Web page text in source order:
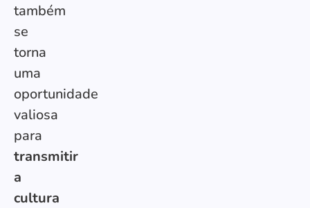
também
se
torna
uma
oportunidade
valiosa
para
transmitir
a
cultura